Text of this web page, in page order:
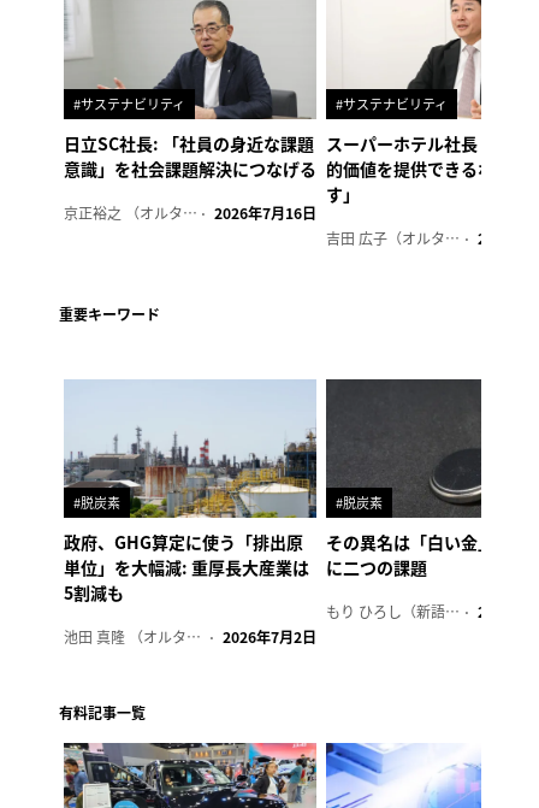
#サステナビリティ
日立SC社長: 「社員の身近な課題
意識」を社会課題解決につなげる
京正裕之 （オルタナ副編集長） 2026年7月16日
#サステナビリティ
スーパーホテル社長「地域
的価値を提供できるホテル
す」
吉田 広子（オルタナ輪番編集長） 2026年6
重要キーワード
#脱炭素
政府、GHG算定に使う「排出原
単位」を大幅減: 重厚長大産業は
5割減も
池田 真隆 （オルタナ輪番編集長） 2026年7月2日
#脱炭素
その異名は「白い金」、リ
に二つの課題
もり ひろし（新語ウォッチャー） 2023年7
有料記事一覧